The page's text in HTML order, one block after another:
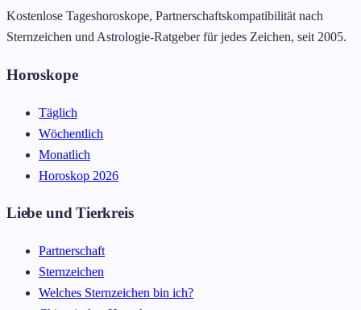
Kostenlose Tageshoroskope, Partnerschaftskompatibilität nach
Sternzeichen und Astrologie-Ratgeber für jedes Zeichen, seit 2005.
Horoskope
Täglich
Wöchentlich
Monatlich
Horoskop 2026
Liebe und Tierkreis
Partnerschaft
Sternzeichen
Welches Sternzeichen bin ich?